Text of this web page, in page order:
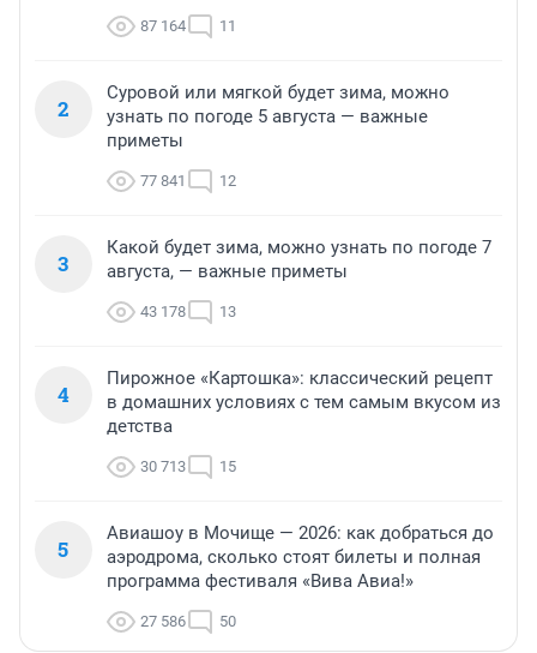
87 164 11
2
Суровой или мягкой будет зима, можно
узнать по погоде 5 августа — важные
приметы
77 841 12
3
Какой будет зима, можно узнать по погоде 7
августа, — важные приметы
43 178 13
4
Пирожное «Картошка»: классический рецепт
в домашних условиях с тем самым вкусом из
детства
30 713 15
5
Авиашоу в Мочище — 2026: как добраться до
аэродрома, сколько стоят билеты и полная
программа фестиваля «Вива Авиа!»
27 586 50